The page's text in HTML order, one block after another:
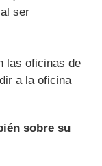
ser
las oficinas de
a la oficina
sobre su